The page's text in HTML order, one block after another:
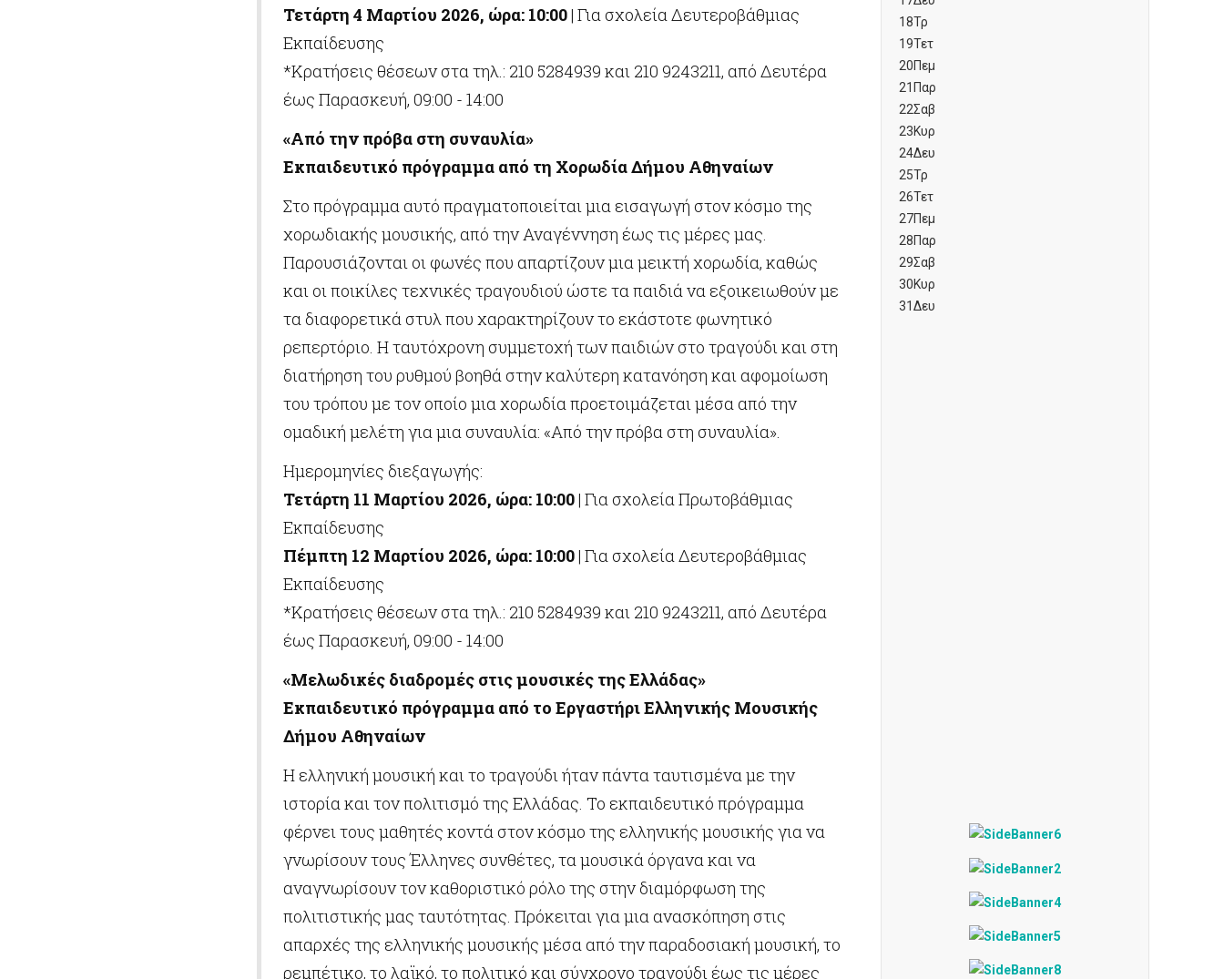
Τετάρτη 4 Μαρτίου 2026, ώρα: 10:00| Για σχολεία Δευτεροβάθμιας
Εκπαίδευσης
*Κρατήσεις θέσεων στα τηλ.: 210 5284939 και 210 9243211, από Δευτέρα
έως Παρασκευή, 09:00 - 14:00
«Από την πρόβα στη συναυλία»
Εκπαιδευτικό πρόγραμμα από τη Χορωδία Δήμου Αθηναίων
Στο πρόγραμμα αυτό πραγματοποιείται μια εισαγωγή στον κόσμο της
χορωδιακής μουσικής, από την Αναγέννηση έως τις μέρες μας.
Παρουσιάζονται οι φωνές που απαρτίζουν μια μεικτή χορωδία, καθώς
και οι ποικίλες τεχνικές τραγουδιού ώστε τα παιδιά να εξοικειωθούν με
τα διαφορετικά στυλ που χαρακτηρίζουν το εκάστοτε φωνητικό
ρεπερτόριο. Η ταυτόχρονη συμμετοχή των παιδιών στο τραγούδι και στη
διατήρηση του ρυθμού βοηθά στην καλύτερη κατανόηση και αφομοίωση
του τρόπου με τον οποίο μια χορωδία προετοιμάζεται μέσα από την
ομαδική μελέτη για μια συναυλία: «Από την πρόβα στη συναυλία».
Ημερομηνίες διεξαγωγής:
Τετάρτη 11 Μαρτίου 2026, ώρα: 10:00| Για σχολεία Πρωτοβάθμιας
Εκπαίδευσης
Πέμπτη 12 Μαρτίου 2026, ώρα: 10:00| Για σχολεία Δευτεροβάθμιας
Εκπαίδευσης
*Κρατήσεις θέσεων στα τηλ.: 210 5284939 και 210 9243211, από Δευτέρα
έως Παρασκευή, 09:00 - 14:00
«Μελωδικές διαδρομές στις μουσικές της Ελλάδας»
Εκπαιδευτικό πρόγραμμα από τo Εργαστήρι Ελληνικής Μουσικής
Δήμου Αθηναίων
Η ελληνική μουσική και το τραγούδι ήταν πάντα ταυτισμένα με την
ιστορία και τον πολιτισμό της Ελλάδας. Το εκπαιδευτικό πρόγραμμα
φέρνει τους μαθητές κοντά στον κόσμο της ελληνικής μουσικής για να
γνωρίσουν τους Έλληνες συνθέτες, τα μουσικά όργανα και να
αναγνωρίσουν τον καθοριστικό ρόλο της στην διαμόρφωση της
πολιτιστικής μας ταυτότητας. Πρόκειται για μια ανασκόπηση στις
απαρχές της ελληνικής μουσικής μέσα από την παραδοσιακή μουσική, το
ρεμπέτικο, το λαϊκό, το πολιτικό και σύγχρονο τραγούδι έως τις μέρες
18Τρ
19Τετ
20Πεμ
21 Παρ
22Σαβ
23Κυρ
24Δευ
25Τρ
26Τετ
27Πεμ
28Παρ
29Σαβ
30Κυρ
31Δευ